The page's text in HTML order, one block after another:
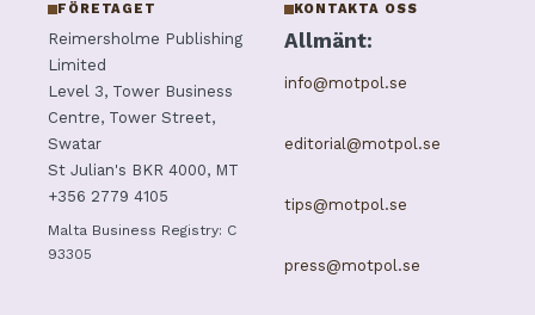
FÖRETAGET
Reimersholme Publishing
Limited
Level 3, Tower Business
Centre, Tower Street,
Swatar
St Julian's BKR 4000, MT
+356 2779 4105
Malta Business Registry: C
93305
KONTAKTA OSS
Allmänt:
info@motpol.se
editorial@motpol.se
tips@motpol.se
press@motpol.se